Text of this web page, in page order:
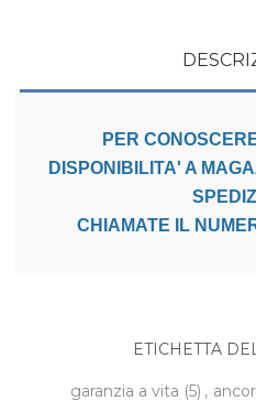
PER
DISPONIBILITA' A
CHIAMATE IL
ETICHETTA
garanzia a vita (5) ,